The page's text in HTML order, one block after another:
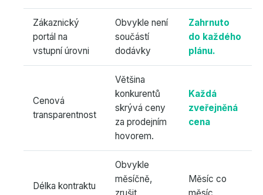
Zákaznický
portál na
vstupní úrovni
Obvykle není
součástí
dodávky
Zahrnuto
do každého
plánu.
Cenová
transparentnost
Většina
konkurentů
skrývá ceny
za prodejním
hovorem.
Každá
zveřejněná
cena
Délka kontraktu
Obvykle
měsíčně,
Měsíc co